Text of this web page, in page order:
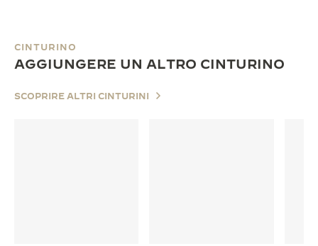
CINTURINO
AGGIUNGERE UN ALTRO CINTURINO
SCOPRIRE ALTRI CINTURINI